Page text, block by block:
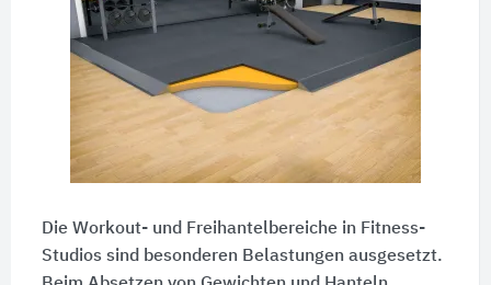
Die Workout- und Freihantelbereiche in Fitness-
Studios sind besonderen Belastungen ausgesetzt.